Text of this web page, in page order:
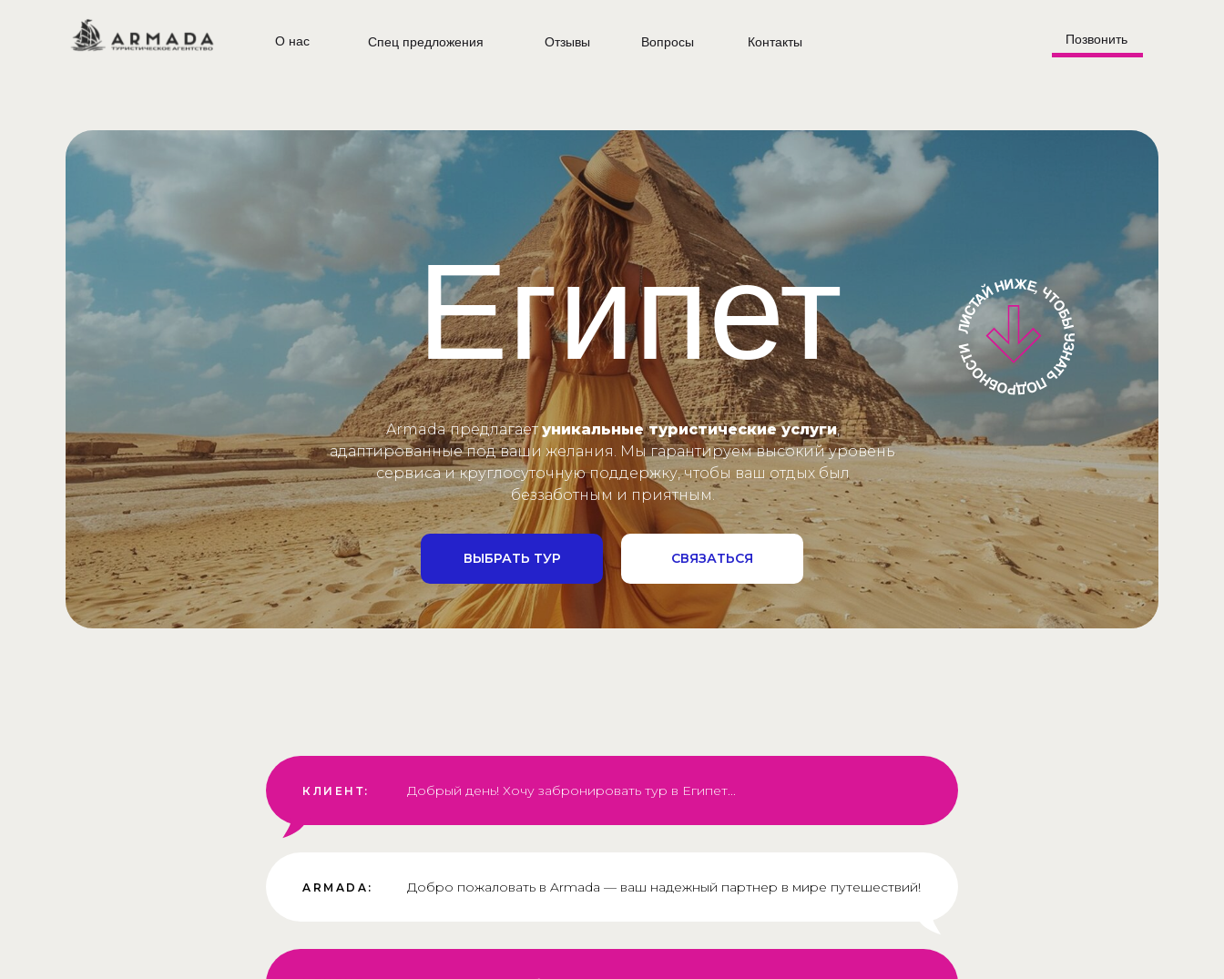
Контакты Позвонить
Отзывы Вопросы
Спец предложения
О нас
Armada предлагаетуникальные туристические услуги,
адаптированные под ваши желания. Мы гарантируем высокий уровень
сервиса и круглосуточную поддержку, чтобы ваш отдых был
беззаботным и приятным.
Египет
ВЫБРАТЬ ТУР СВЯЗАТЬСЯ
КЛИЕНТ: Добрый день! Хочу забронировать тур в Египет...
ARMADA: Добро пожаловать в Armada — ваш надежный партнер в мире путешествий!